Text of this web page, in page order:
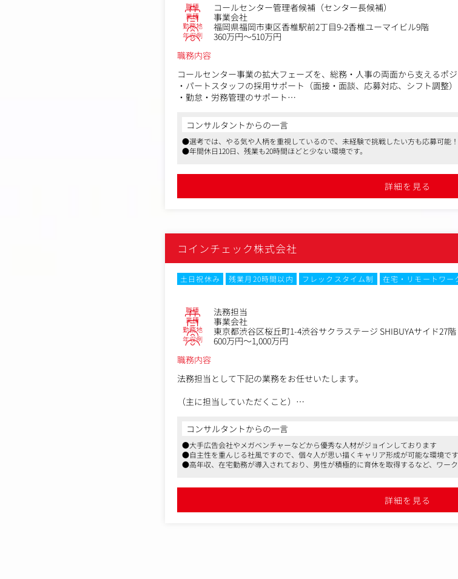
職種 コールセンター管理者候補（センター長候補）
業種 事業会社
勤務地 福岡県福岡市東区香椎駅前2丁目9-2香椎ユーマイビル9階
年収例
360万円～510万円
職務内容
コールセンター事業の拡大フェーズを、総務・人事の両面から支えるポジ
・パートスタッフの採用サポート（面接・面談、応募対応、シフト調整）
・勤怠・労務管理のサポート
・備品・拠点まわりの管理、各種手配
・経理業務のサポート（分担に応じて）
・業務フロー改善、社内DX推進
コンサルタントからの一言
●選考では、やる気や人柄を重視しているので、未経験で挑戦したい方も応募可能！
●年間休日120日、残業も20時間ほどと少ない環境です。
詳細を見る
コインチェック株式会社
土日祝休み 残業月20時間以内 フレックスタイム制 在宅・リモートワー
職種 法務担当
業種 事業会社
勤務地 東京都渋谷区桜丘町1-4渋谷サクラステージ SHIBUYAサイド27階
年収例
600万円～1,000万円
職務内容
法務担当として下記の業務をお任せいたします。
（主に担当していただくこと）
・同社サービスに関する法的アドバイス
・同社の新サービスのスキーム設計等、当社サービスに係る法的問題の検
・外部委託先管理
・当局対応（障害報告書・法令違反届出など）
コンサルタントからの一言
●大手広告会社やメガベンチャーなどから優秀な人材がジョインしております
●自主性を重んじる社風ですので、個々人が思い描くキャリア形成が可能な環境です
●高年収、在宅勤務が導入されており、男性が積極的に育休を取得するなど、ワー
詳細を見る